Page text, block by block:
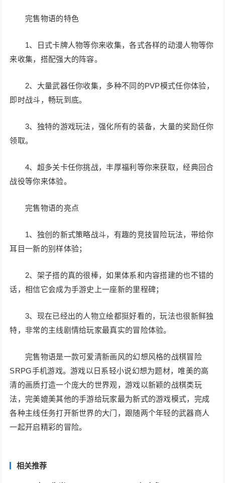
完售物语的特色
1、日式卡牌人物等你来收集，各式各样的动漫人物等你
来收集，搭配强大的阵容。
2、大量武器任你收集，多种不同的PVP模式任你体验，
即时战斗，畅玩到底。
3、独特的游戏玩法，强化所有的装备，大量的奖励任你
领取。
4、超多关卡任你挑战，丰厚福利等你来获取，经典回合
战役等你来体验。
完售物语的亮点
1、独创的新式策略战斗，有趣的竞技冒险玩法，带给你
耳目一新的别样体验；
2、架子搭的真的很棒，如果体系和内容搭建的也不错的
话，相信它会成为手游史上一座新的里程碑；
3、现在已经出的人物立绘都挺好看的，玩法也很新鲜独
特，非常的主线剧情给玩家最真实的冒险体验。
完售物语是一款可爱清新画风的幻想风格的战棋冒险
SRPG手机游戏。游戏以日系轻小说幻想为题材，唯美的高
清的画质打造一个庞大的世界观，游戏以新颖的战棋类玩
法，完美媲美其他的手游给玩家最为新式的游戏模式，完成
各种主线任务打开新世界的大门，跟随两个年轻的武器商人
一起开启精彩的冒险。
相关推荐